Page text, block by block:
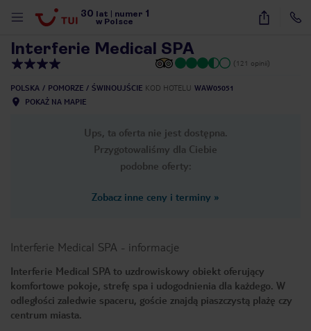
30 lat numer 1
w Polsce
19
Interferie Medical SPA
(121 opinii)
POLSKA POMORZE ŚWINOUJŚCIE KOD HOTELU WAW05051
POKAŻ NA MAPIE
Ups, ta oferta nie jest dostępna.
Przygotowaliśmy dla Ciebie
podobne oferty:
Zobacz inne ceny i terminy »
Interferie Medical SPA - informacje
Interferie Medical SPA to uzdrowiskowy obiekt oferujący
komfortowe pokoje, strefę spa i udogodnienia dla każdego. W
odległości zaledwie spaceru, goście znajdą piaszczystą plażę czy
centrum miasta.